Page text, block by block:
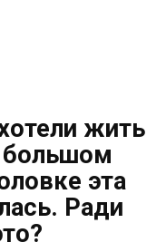
жить
эта
Ради